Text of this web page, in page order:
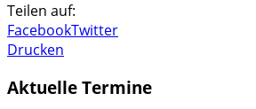
Teilen auf:
FacebookTwitter
Drucken
Aktuelle Termine